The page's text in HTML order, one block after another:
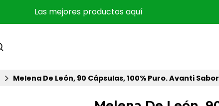
Las mejores productos aquí
Melena De León, 90 Cápsulas, 100% Puro. Avanti